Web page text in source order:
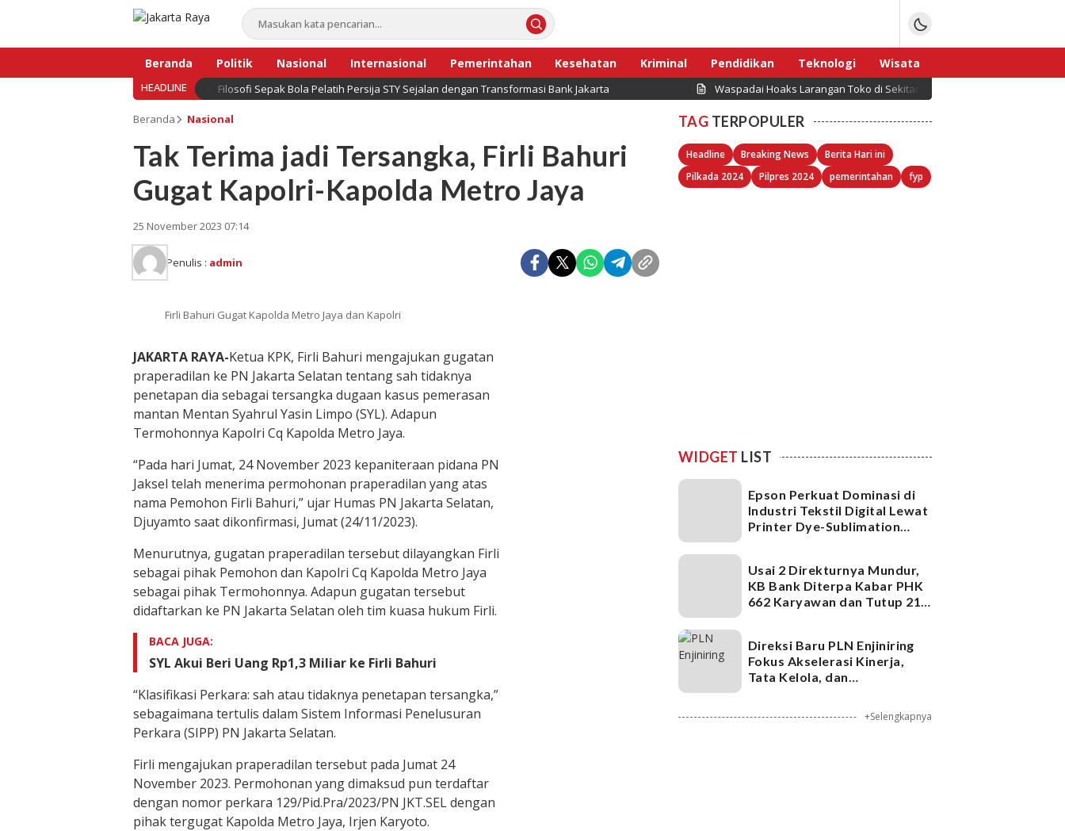
Beranda Politik Nasional Internasional Pemerintahan Kesehatan Kriminal Pendidikan Teknologi
Wisata
Bisnis
Sport
HEADLINE Filosofi Sepak Bola Pelatih Persija STY Sejalan dengan Transformasi Bank Jakarta Waspadai Hoaks Larangan Toko di Sekitar Kopdes Merah Putih,
Beranda Nasional
Tak Terima jadi Tersangka, Firli Bahuri
Gugat Kapolri-Kapolda Metro Jaya
25 November 2023 07:14
Penulis : admin
Firli Bahuri Gugat Kapolda Metro Jaya dan Kapolri
JAKARTA RAYA-Ketua KPK, Firli Bahuri mengajukan gugatan
praperadilan ke PN Jakarta Selatan tentang sah tidaknya
penetapan dia sebagai tersangka dugaan kasus pemerasan
mantan Mentan Syahrul Yasin Limpo (SYL). Adapun
Termohonnya Kapolri Cq Kapolda Metro Jaya.
“Pada hari Jumat, 24 November 2023 kepaniteraan pidana PN
Jaksel telah menerima permohonan praperadilan yang atas
nama Pemohon Firli Bahuri,” ujar Humas PN Jakarta Selatan,
Djuyamto saat dikonfirmasi, Jumat (24/11/2023).
Menurutnya, gugatan praperadilan tersebut dilayangkan Firli
sebagai pihak Pemohon dan Kapolri Cq Kapolda Metro Jaya
sebagai pihak Termohonnya. Adapun gugatan tersebut
didaftarkan ke PN Jakarta Selatan oleh tim kuasa hukum Firli.
BACA JUGA:
SYL Akui Beri Uang Rp1,3 Miliar ke Firli Bahuri
“Klasifikasi Perkara: sah atau tidaknya penetapan tersangka,”
sebagaimana tertulis dalam Sistem Informasi Penelusuran
Perkara (SIPP) PN Jakarta Selatan.
Firli mengajukan praperadilan tersebut pada Jumat 24
November 2023. Permohonan yang dimaksud pun terdaftar
dengan nomor perkara 129/Pid.Pra/2023/PN JKT.SEL dengan
pihak tergugat Kapolda Metro Jaya, Irjen Karyoto.
TAG TERPOPULER
Headline Breaking News
Berita Hari ini
Pilkada 2024
Pilpres 2024 pemerintahan fyp
WIDGET LIST
Epson Perkuat Dominasi di
Industri Tekstil Digital Lewat
Printer Dye-Sublimation
Usai 2 Direkturnya Mundur,
KB Bank Diterpa Kabar PHK
662 Karyawan dan Tutup 21
Direksi Baru PLN Enjiniring
Fokus Akselerasi Kinerja,
Tata Kelola, dan
+Selengkapnya